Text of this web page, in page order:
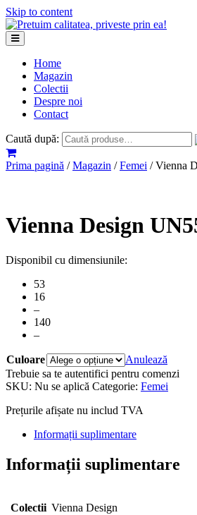
Skip to content
Home
Magazin
Colectii
Despre noi
Contact
Caută după:
Prima pagină /Magazin /Femei / Vienna
Vienna Design
Disponibil cu dimensiunile:
53
16
–
140
–
Culoare
Anulează
Trebuie sa te autentifici pentru comenzi
SKU: Nu se aplică Categorie: Femei
Prețurile afișate nu includ TVA
Informații suplimentare
Informații suplimentare
Colectii Vienna Design